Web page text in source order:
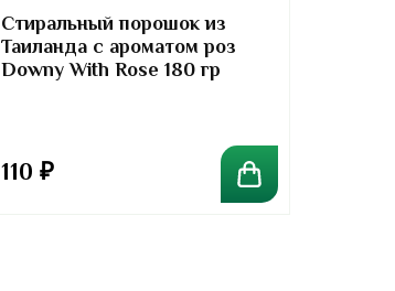
Стиральный порошок из
Таиланда с ароматом роз
Downy With Rose 180 гр
110 ₽